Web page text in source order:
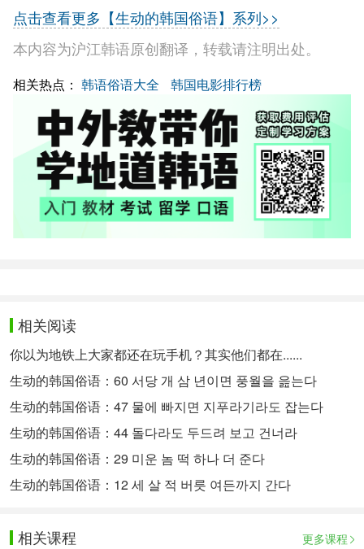
点击查看更多【生动的韩国俗语】系列>>
本内容为沪江韩语原创翻译，转载请注明出处。
相关热点： 韩语俗语大全 韩国电影排行榜
相关阅读
你以为地铁上大家都还在玩手机？其实他们都在......
生动的韩国俗语：60 서당 개 삼 년이면 풍월을 읊는다
生动的韩国俗语：47 물에 빠지면 지푸라기라도 잡는다
生动的韩国俗语：44 돌다라도 두드려 보고 건너라
生动的韩国俗语：29 미운 놈 떡 하나 더 준다
生动的韩国俗语：12 세 살 적 버릇 여든까지 간다
相关课程 更多课程